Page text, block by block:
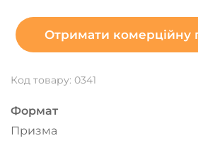
Отримати комерційну
Код товару: 0341
Формат
Призма